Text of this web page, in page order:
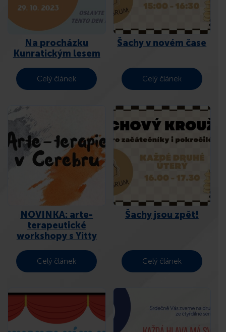
Na procházku
Kunratickým lesem
Celý článek
Šachy v novém čase
Celý článek
NOVINKA: arte-
terapeutické
workshopy s Yitty
Celý článek
Šachy jsou zpět!
Celý článek